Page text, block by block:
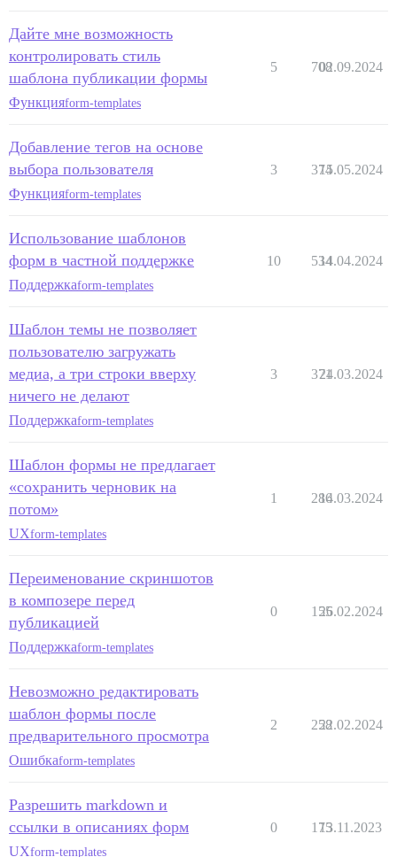
Дайте мне возможность
контролировать стиль
шаблона публикации формы
Функцияform-templates
5 708
02.09.2024
Добавление тегов на основе
выбора пользователя
Функцияform-templates
3 374
15.05.2024
Использование шаблонов
форм в частной поддержке
Поддержкаform-templates
10 534
14.04.2024
Шаблон темы не позволяет
пользователю загружать
медиа, а три строки вверху
ничего не делают
Поддержкаform-templates
3 371
24.03.2024
Шаблон формы не предлагает
«сохранить черновик на
потом»
UXform-templates
1 286
14.03.2024
Переименование скриншотов
в композере перед
публикацией
Поддержкаform-templates
0 155
26.02.2024
Невозможно редактировать
шаблон формы после
предварительного просмотра
Ошибкаform-templates
2 258
22.02.2024
Разрешить markdown и
ссылки в описаниях форм
UXform-templates
0 175
13.11.2023